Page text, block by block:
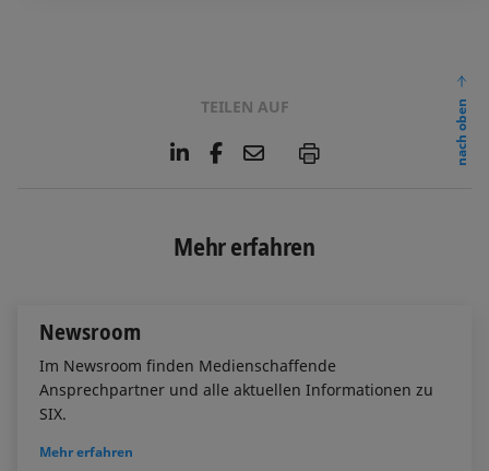
TEILEN AUF
L
e
d
F
o
E
l
P
nach oben
Mehr erfahren
Newsroom
Im Newsroom finden Medienschaffende
Ansprechpartner und alle aktuellen Informationen zu
SIX.
Mehr erfahren